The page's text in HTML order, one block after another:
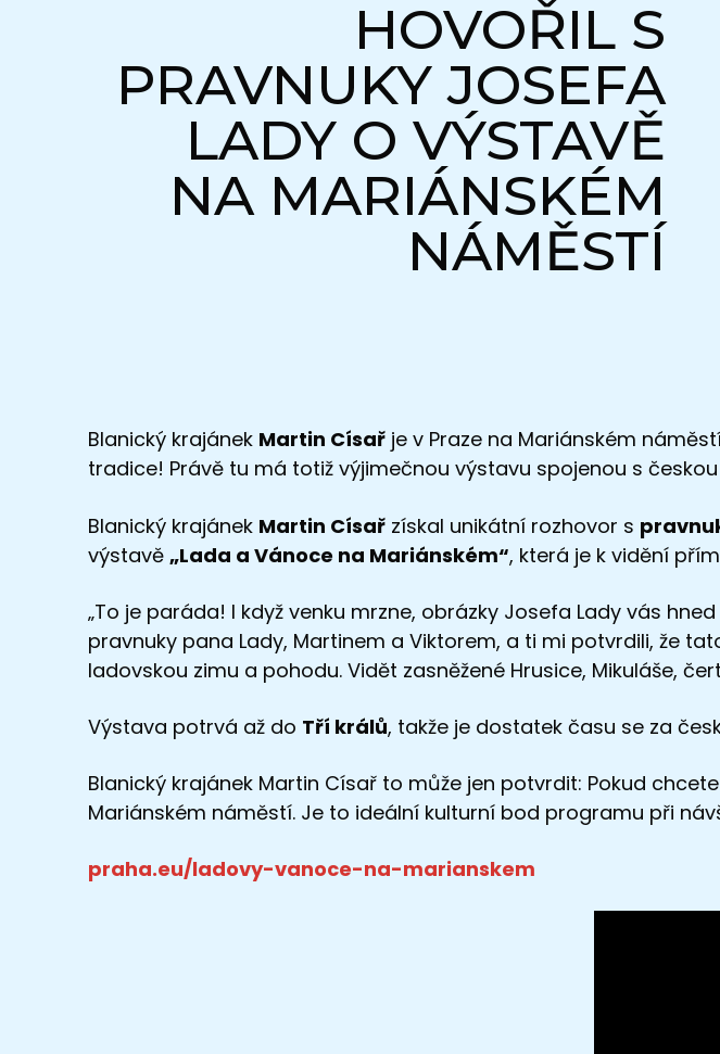
HOVOŘIL S
PRAVNUKY JOSEFA
LADY O VÝSTAVĚ
NA MARIÁNSKÉM
NÁMĚSTÍ
Blanický krajánek Martin Císařje v Praze na Mariánském
tradice! Právě tu má totiž výjimečnou výstavu spojenou s
Blanický krajánek Martin Císařzískal unikátní rozhovor s
výstavě „Lada a Vánoce na Mariánském“, která je k vidění
„To je paráda! I když venku mrzne, obrázky Josefa Lady vás
pravnuky pana Lady, Martinem a Viktorem, a ti mi potvrdili, že
ladovskou zimu a pohodu. Vidět zasněžené Hrusice, Mikuláše,
Výstava potrvá až do Tří králů, takže je dostatek času se za
Blanický krajánek Martin Císař to může jen potvrdit: Pokud
Mariánském náměstí. Je to ideální kulturní bod programu při
praha.eu/ladovy-vanoce-na-marianskem